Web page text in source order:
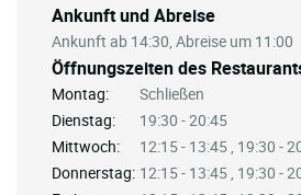
Ankunft und Abreise
Ankunft ab 14:30, Abreise um 11:00
Öffnungszeiten des
Montag:
Schließen
Dienstag:
19:30 - 20:45
Mittwoch:
12:15 - 13:45 , 19:30 -
Donnerstag: 12:15 - 13:45 , 19:30 -